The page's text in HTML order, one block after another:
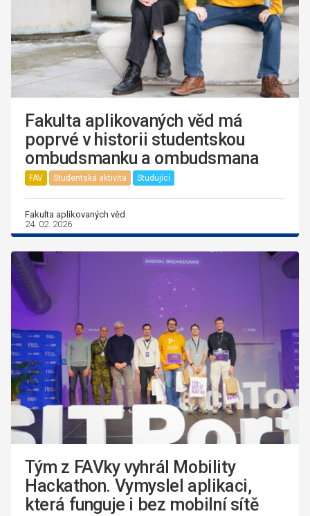
Fakulta aplikovaných věd má
poprvé v historii studentskou
ombudsmanku a ombudsmana
FAV Studentská aktivita Studující
Fakulta aplikovaných věd
24. 02. 2026
Tým z FAVky vyhrál Mobility
Hackathon. Vymyslel aplikaci,
která funguje i bez mobilní sítě